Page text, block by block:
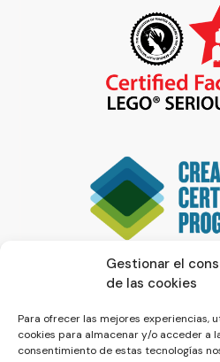
Gestionar el
de las cookies
Para ofrecer las mejores experiencias,
cookies para almacenar y/o acceder a
consentimiento de estas tecnologías